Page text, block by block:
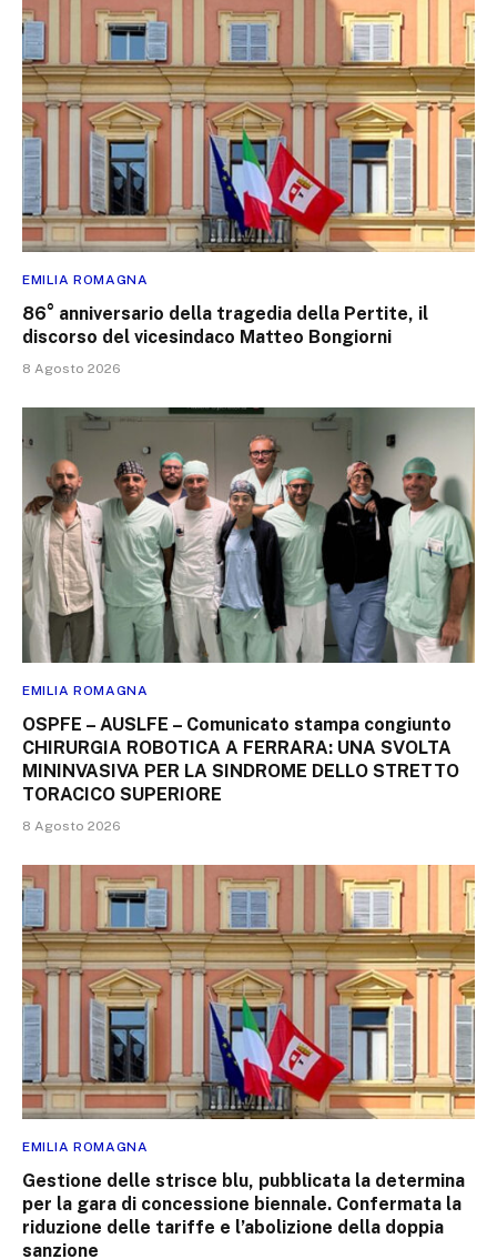
EMILIA ROMAGNA
86° anniversario della tragedia della Pertite, il
discorso del vicesindaco Matteo Bongiorni
8 Agosto 2026
EMILIA ROMAGNA
OSPFE – AUSLFE – Comunicato stampa congiunto
CHIRURGIA ROBOTICA A FERRARA: UNA SVOLTA
MININVASIVA PER LA SINDROME DELLO STRETTO
TORACICO SUPERIORE
8 Agosto 2026
EMILIA ROMAGNA
Gestione delle strisce blu, pubblicata la determina
per la gara di concessione biennale. Confermata la
riduzione delle tariffe e l’abolizione della doppia
sanzione